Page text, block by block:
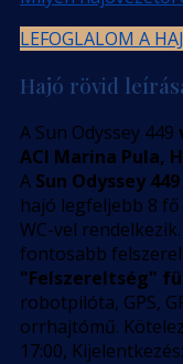
LEFOGLALOM A
Hajó rövid
A Sun Odyssey 449
ACI Marina Pula,
A Sun Odyssey
hajó legfeljebb 8
WC-vel
fontosabb
"Felszereltség"
robotpilóta, GPS,
orrhajtómű.
17:00,